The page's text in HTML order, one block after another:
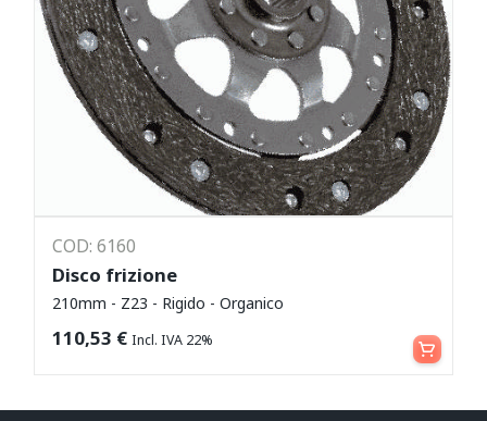
COD: 6160
Disco frizione
210mm - Z23 - Rigido - Organico
110,53 € Incl. IVA 22% Leggi tutto